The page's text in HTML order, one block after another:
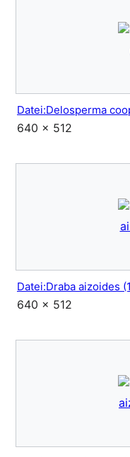
Datei:Delosperma
640 × 512
Datei:Draba aizoides
640 × 512